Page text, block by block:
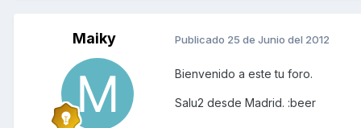
Maiky Publicado 25 de Junio del 2012
Bienvenido a este tu foro.
Salu2 desde Madrid. :beer